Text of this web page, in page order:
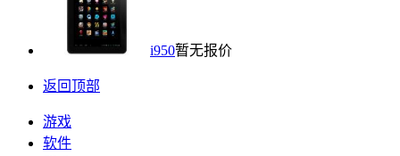
i950暂无报价
返回顶部
游戏
软件